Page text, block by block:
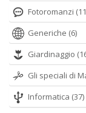
Fotoromanzi
Generiche (6)
Giardinaggio
Gli speciali di
Informatica (37)